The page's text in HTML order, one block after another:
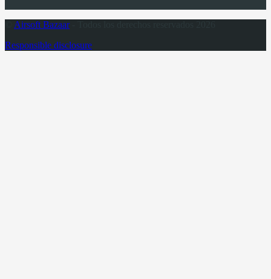
Airsoft Bazaar- Todos los derechos reservados 2026
Responsible disclosure